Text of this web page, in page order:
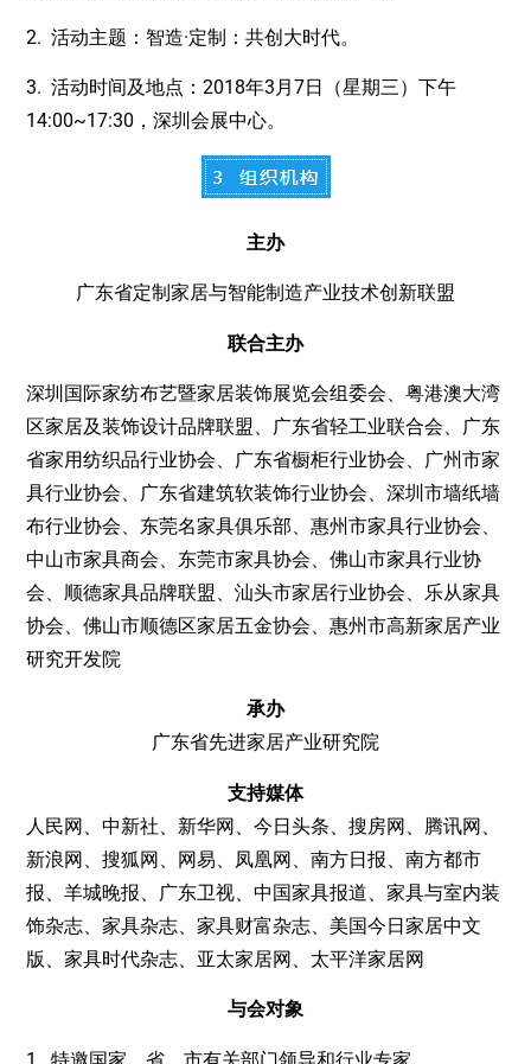
2. 活动主题：智造·定制：共创大时代。
3. 活动时间及地点：2018年3月7日（星期三）下午
14:00~17:30，深圳会展中心。
主办
广东省定制家居与智能制造产业技术创新联盟
联合主办
深圳国际家纺布艺暨家居装饰展览会组委会、粤港澳大湾
区家居及装饰设计品牌联盟、广东省轻工业联合会、广东
省家用纺织品行业协会、广东省橱柜行业协会、广州市家
具行业协会、广东省建筑软装饰行业协会、深圳市墙纸墙
布行业协会、东莞名家具俱乐部、惠州市家具行业协会、
中山市家具商会、东莞市家具协会、佛山市家具行业协
会、顺德家具品牌联盟、汕头市家居行业协会、乐从家具
协会、佛山市顺德区家居五金协会、惠州市高新家居产业
研究开发院
承办
广东省先进家居产业研究院
支持媒体
人民网、中新社、新华网、今日头条、搜房网、腾讯网、
新浪网、搜狐网、网易、凤凰网、南方日报、南方都市
报、羊城晚报、广东卫视、中国家具报道、家具与室内装
饰杂志、家具杂志、家具财富杂志、美国今日家居中文
版、家具时代杂志、亚太家居网、太平洋家居网
与会对象
1. 特邀国家、省、市有关部门领导和行业专家。